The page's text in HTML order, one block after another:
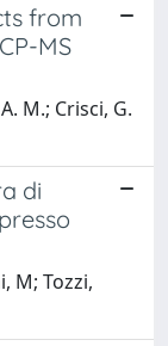
from
MS
M.; Crisci, G.
di
M; Tozzi,